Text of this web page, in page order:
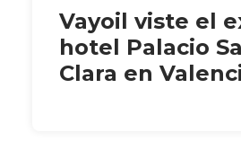
Vayoil viste el
hotel Palacio
Clara en